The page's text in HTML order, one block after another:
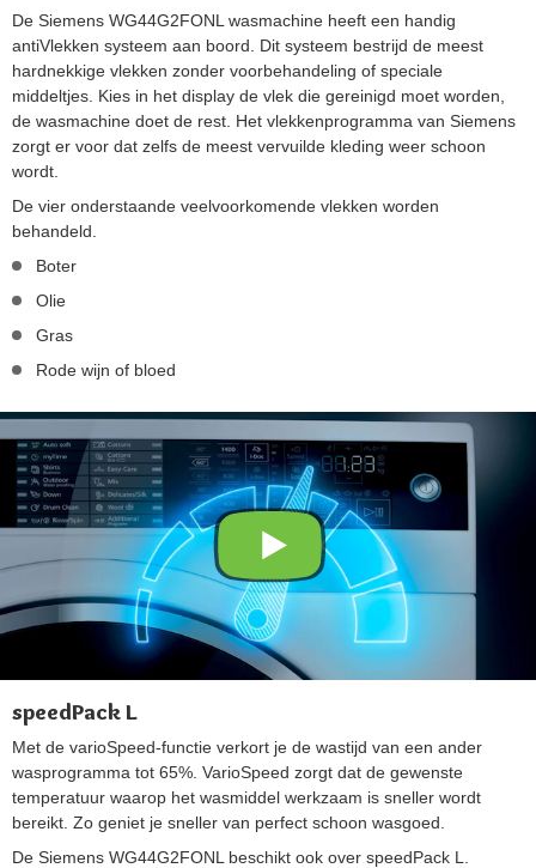
De Siemens WG44G2FONL wasmachine heeft een handig
antiVlekken systeem aan boord. Dit systeem bestrijd de meest
hardnekkige vlekken zonder voorbehandeling of speciale
middeltjes. Kies in het display de vlek die gereinigd moet worden,
de wasmachine doet de rest. Het vlekkenprogramma van Siemens
zorgt er voor dat zelfs de meest vervuilde kleding weer schoon
wordt.
De vier onderstaande veelvoorkomende vlekken worden
behandeld.
Boter
Olie
Gras
Rode wijn of bloed
speedPack L
Met de varioSpeed-functie verkort je de wastijd van een ander
wasprogramma tot 65%. VarioSpeed zorgt dat de gewenste
temperatuur waarop het wasmiddel werkzaam is sneller wordt
bereikt. Zo geniet je sneller van perfect schoon wasgoed.
De Siemens WG44G2FONL beschikt ook over speedPack L.